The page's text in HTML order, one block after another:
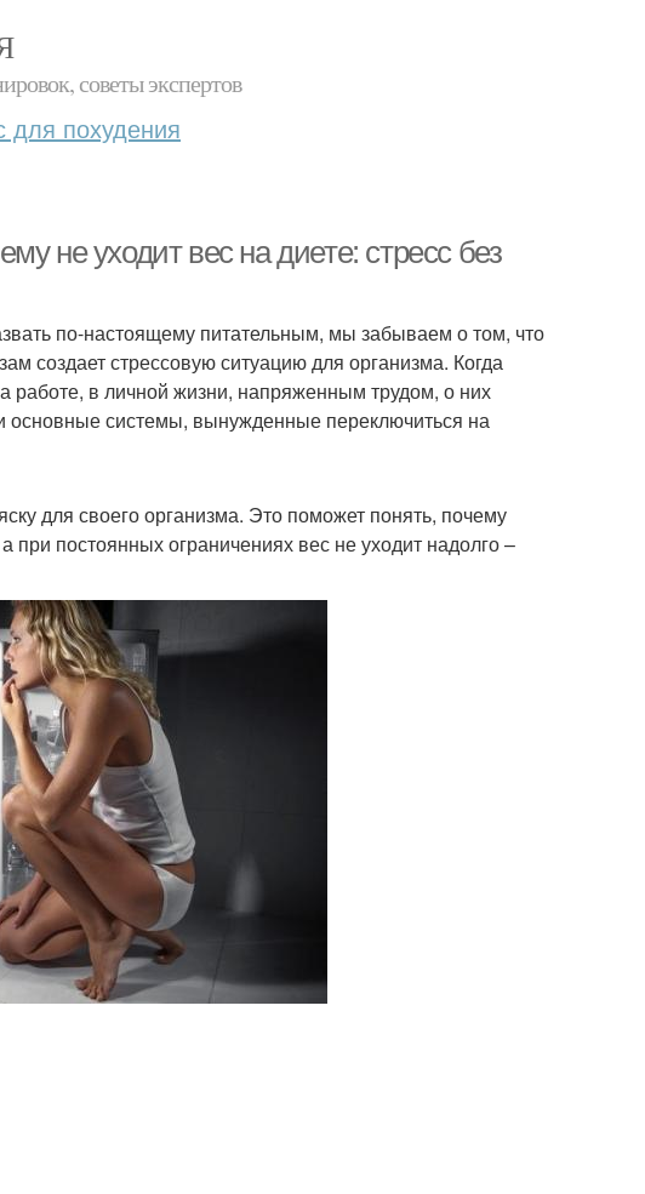
советы экспертов
для похудения
не уходит вес на диете: стресс без
по-настоящему питательным, мы забываем о том, что
создает стрессовую ситуацию для организма. Когда
в личной жизни, напряженным трудом, о них
основные системы, вынужденные переключиться на
для своего организма. Это поможет понять, почему
при постоянных ограничениях вес не уходит надолго –